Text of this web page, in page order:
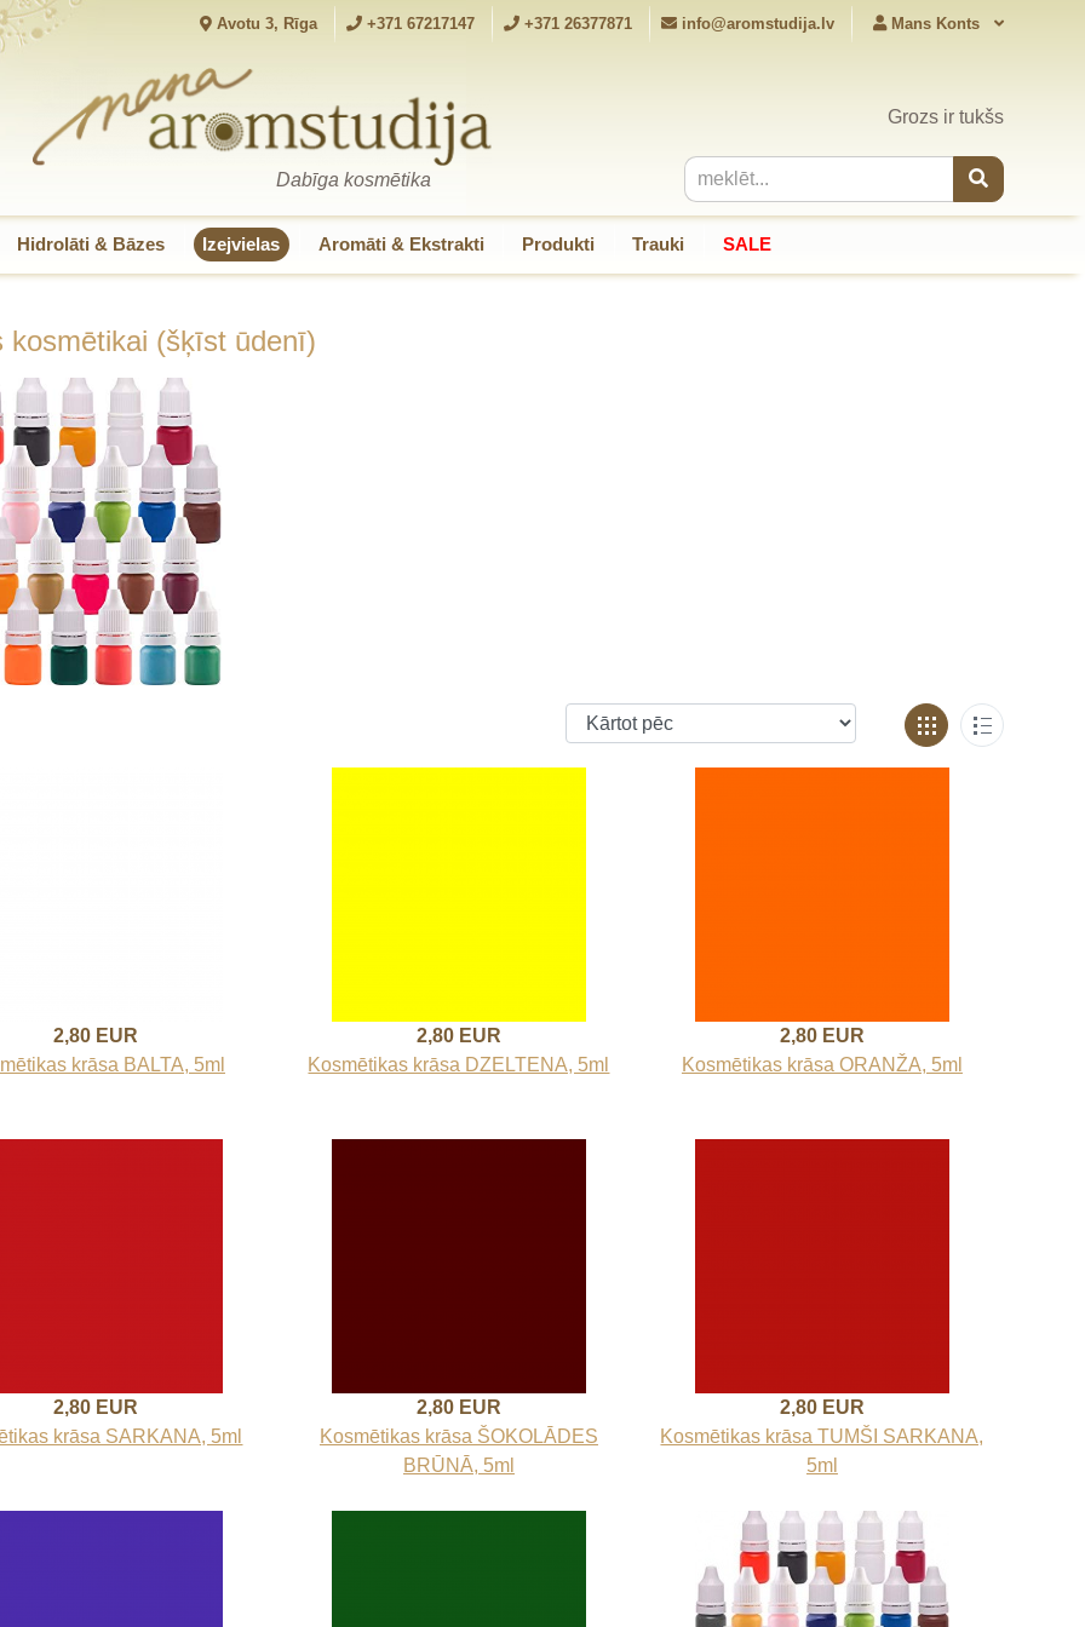
Avotu 3, Rīga +371 67217147 +371 26377871 info@aromstudija.lv Mans Konts
Dabīga kosmētika
Grozs ir tukšs
Hidrolāti & Bāzes Izejvielas Aromāti & Ekstrakti Produkti Trauki SALE
kosmētikai (šķīst ūdenī)
2,80 EUR
krāsa BALTA, 5ml
2,80 EUR
Kosmētikas krāsa DZELTENA, 5ml
2,80 EUR
Kosmētikas krāsa ORANŽA, 5ml
2,80 EUR
krāsa SARKANA, 5ml
2,80 EUR
Kosmētikas krāsa ŠOKOLĀDES
BRŪNĀ, 5ml
2,80 EUR
Kosmētikas krāsa TUMŠI SARKANA,
5ml